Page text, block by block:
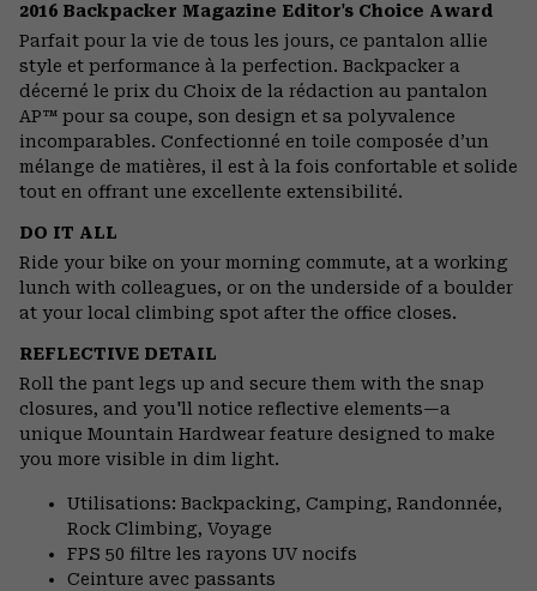
or
2016 Backpacker Magazine Editor's Choice Award
Parfait pour la vie de tous les jours, ce pantalon allie
style et performance à la perfection. Backpacker a
décerné le prix du Choix de la rédaction au pantalon
AP™ pour sa coupe, son design et sa polyvalence
incomparables. Confectionné en toile composée d’un
mélange de matières, il est à la fois confortable et solide
tout en offrant une excellente extensibilité.
DO IT ALL
Ride your bike on your morning commute, at a working
lunch with colleagues, or on the underside of a boulder
at your local climbing spot after the office closes.
REFLECTIVE DETAIL
Roll the pant legs up and secure them with the snap
closures, and you'll notice reflective elements—a
unique Mountain Hardwear feature designed to make
you more visible in dim light.
Utilisations: Backpacking, Camping, Randonnée,
Rock Climbing, Voyage
FPS 50 filtre les rayons UV nocifs
Ceinture avec passants